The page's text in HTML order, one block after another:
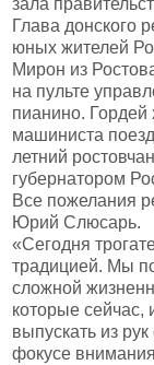
зала
Глава донского
юных жителей
Мирон из
на пульте
пианино. Гордей
машиниста
летний
губернатором
Все пожелания
Юрий Слюсарь.
«Сегодня
традицией. Мы
сложной
которые сейчас,
выпускать из
фокусе